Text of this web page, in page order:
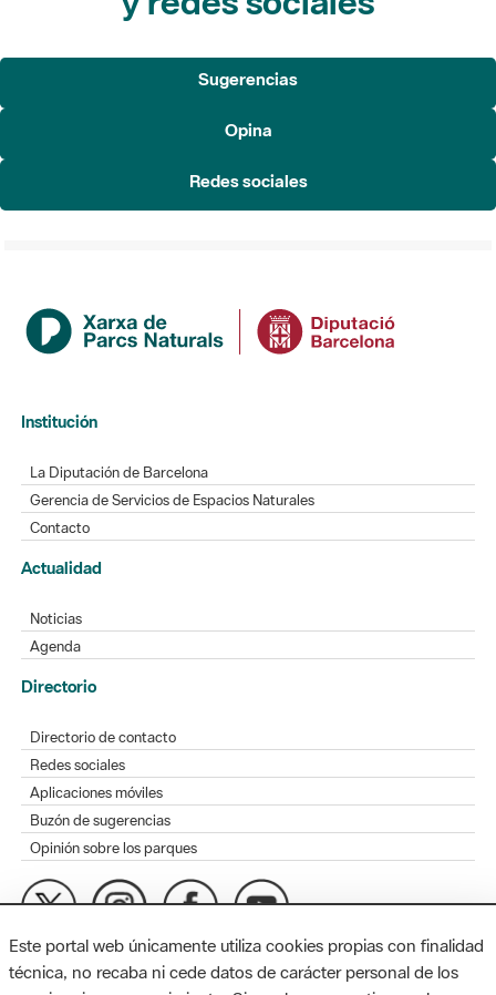
Sugerencias
Opina
Redes sociales
Institución
La Diputación de Barcelona
Gerencia de Servicios de Espacios Naturales
Contacto
Actualidad
Noticias
Agenda
Directorio
Directorio de contacto
Redes sociales
Aplicaciones móviles
Buzón de sugerencias
Opinión sobre los parques
MAPA WEB AVISO LEGAL ACCESIBILIDAD
Este portal web únicamente utiliza cookies propias con finalidad
técnica, no recaba ni cede datos de carácter personal de los